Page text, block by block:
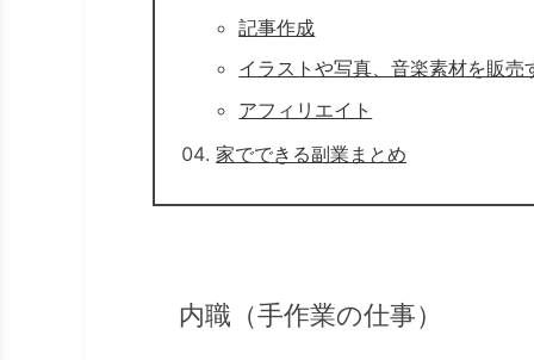
記事作成
イラストや写真、音楽素材を販売
アフィリエイト
家でできる副業まとめ
内職（手作業の仕事）